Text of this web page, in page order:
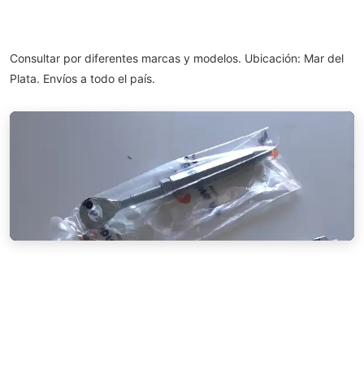
Consultar por diferentes marcas y modelos. Ubicación: Mar del
Plata. Envíos a todo el país.